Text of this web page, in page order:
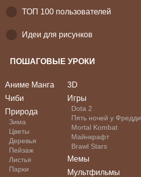
ТОП 100 пользователей
Идеи для рисунков
ПОШАГОВЫЕ УРОКИ
Аниме Манга
Чиби
Природа
Зима
Цветы
Деревья
Пейзаж
Листья
Парки
3D
Игры
Dota 2
Пять ночей у Фредди
Mortal Kombat
Майнкрафт
Brawl Stars
Мемы
Мультфильмы